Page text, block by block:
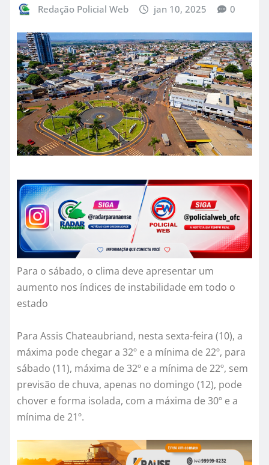
Redação Policial Web jan 10, 2025 0
Para o sábado, o clima deve apresentar um
aumento nos índices de instabilidade em todo o
estado
Para Assis Chateaubriand, nesta sexta-feira (10), a
máxima pode chegar a 32º e a mínima de 22º, para
sábado (11), máxima de 32º e a mínima de 22º, sem
previsão de chuva, apenas no domingo (12), pode
chover e forma isolada, com a máxima de 30º e a
mínima de 21º.